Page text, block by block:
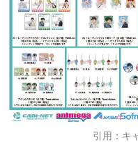
引用：キ